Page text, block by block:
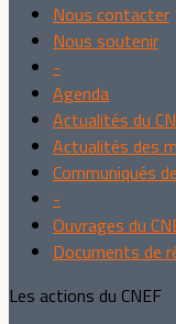
Nous contacter
Nous soutenir
-
Agenda
Actualités du
Actualités des
Communiqués
-
Ouvrages du
Documents de
Les actions du CNEF